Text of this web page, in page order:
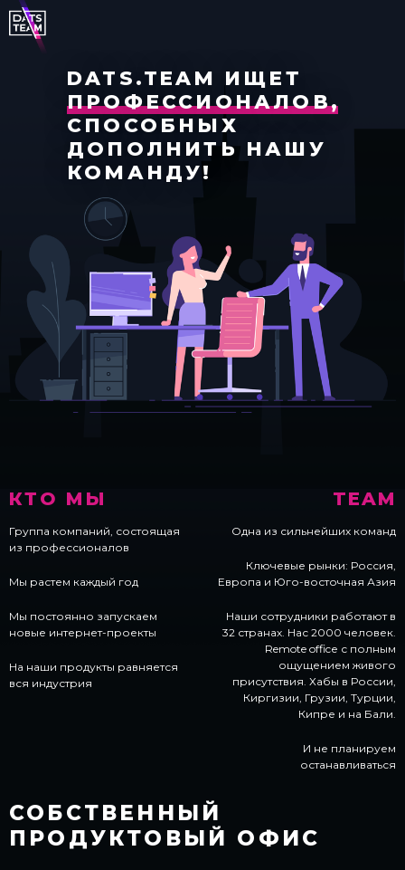
DATS.TEAM ИЩЕТ
ПРОФЕССИОНАЛОВ,
СПОСОБНЫХ
ДОПОЛНИТЬ НАШУ
КОМАНДУ!
КТО МЫ
Группа компаний, состоящая
из профессионалов
Мы растем каждый год
Мы постоянно запускаем
новые интернет-проекты
На наши продукты равняется
вся индустрия
TEAM
Одна из сильнейших команд
Ключевые рынки: Россия,
Европа и Юго-восточная Азия
Наши сотрудники работают в
32 странах. Нас 2000 человек.
Remote officе с полным
ощущением живого
присутствия. Хабы в России,
Киргизии, Грузии, Турции,
Кипре и на Бали.
И не планируем
останавливаться
СОБСТВЕННЫЙ
ПРОДУКТОВЫЙ ОФИС